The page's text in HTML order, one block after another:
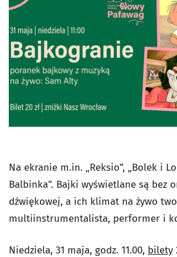
Na ekranie m.in. „Reksio”, „Bolek i
Balbinka”. Bajki wyświetlane są bez
dźwiękowej, a ich klimat na żywo
multiinstrumentalista, performer i
Niedziela, 31 maja, godz. 11.00, bilety